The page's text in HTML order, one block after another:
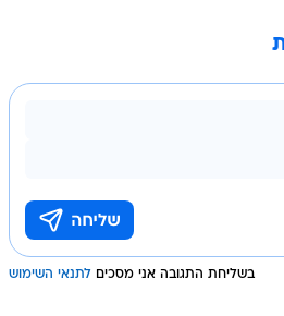
בשליחת התגובה אני מסכים לתנאי השימוש